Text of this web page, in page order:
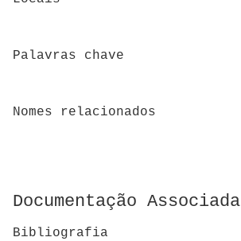
Palavras chave
Nomes relacionados
Documentação Associada
Bibliografia